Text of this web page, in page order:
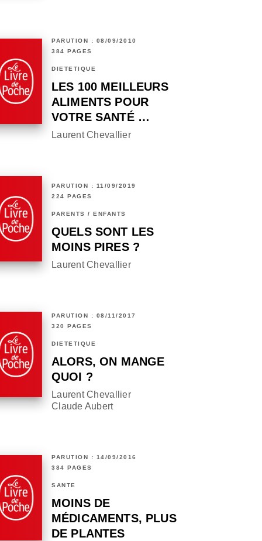
PARUTION : 08/09/2010
384 PAGES
DIÉTÉTIQUE
LES 100 MEILLEURS
ALIMENTS POUR
VOTRE SANTÉ …
Laurent Chevallier
PARUTION : 11/09/2019
224 PAGES
PARENTS / ENFANTS
QUELS SONT LES
MOINS PIRES ?
Laurent Chevallier
PARUTION : 08/11/2017
320 PAGES
DIÉTÉTIQUE
ALORS, ON MANGE
QUOI ?
Laurent Chevallier
Claude Aubert
PARUTION : 14/09/2016
384 PAGES
SANTÉ
MOINS DE
MÉDICAMENTS, PLUS
DE PLANTES